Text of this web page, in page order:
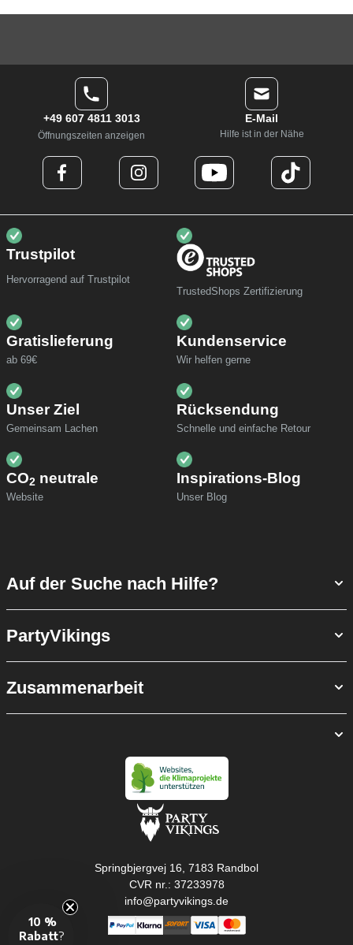
+49 607 4811 3013
Öffnungszeiten anzeigen
E-Mail
Hilfe ist in der Nähe
Trustpilot
Hervorragend auf Trustpilot
TrustedShops Zertifizierung
Gratislieferung
ab 69€
Kundenservice
Wir helfen gerne
Unser Ziel
Gemeinsam Lachen
Rücksendung
Schnelle und einfache Retour
CO2 neutrale
Website
Inspirations-Blog
Unser Blog
Auf der Suche nach Hilfe?
PartyVikings
Zusammenarbeit
Springbjergvej 16, 7183 Randbol
CVR nr.: 37233978
info@partyvikings.de
10 %
Rabatt?